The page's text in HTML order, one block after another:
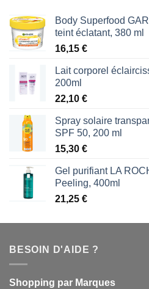
Body Superfood
teint éclatant, 380 ml
16,15 €
Lait corporel
200ml
22,10 €
Spray solaire
SPF 50, 200 ml
15,30 €
Gel purifiant LA
Peeling, 400ml
21,25 €
BESOIN D'AIDE ?
Shopping par Marques